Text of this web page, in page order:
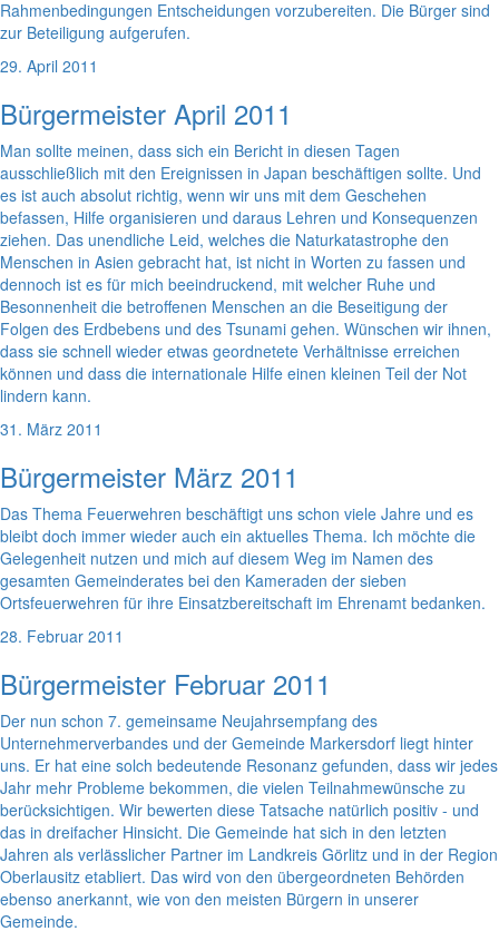
Rahmenbedingungen Entscheidungen vorzubereiten. Die Bürger sind
zur Beteiligung aufgerufen.
29. April 2011
Bürgermeister April 2011
Man sollte meinen, dass sich ein Bericht in diesen Tagen
ausschließlich mit den Ereignissen in Japan beschäftigen sollte. Und
es ist auch absolut richtig, wenn wir uns mit dem Geschehen
befassen, Hilfe organisieren und daraus Lehren und Konsequenzen
ziehen. Das unendliche Leid, welches die Naturkatastrophe den
Menschen in Asien gebracht hat, ist nicht in Worten zu fassen und
dennoch ist es für mich beeindruckend, mit welcher Ruhe und
Besonnenheit die betroffenen Menschen an die Beseitigung der
Folgen des Erdbebens und des Tsunami gehen. Wünschen wir ihnen,
dass sie schnell wieder etwas geordnetete Verhältnisse erreichen
können und dass die internationale Hilfe einen kleinen Teil der Not
lindern kann.
31. März 2011
Bürgermeister März 2011
Das Thema Feuerwehren beschäftigt uns schon viele Jahre und es
bleibt doch immer wieder auch ein aktuelles Thema. Ich möchte die
Gelegenheit nutzen und mich auf diesem Weg im Namen des
gesamten Gemeinderates bei den Kameraden der sieben
Ortsfeuerwehren für ihre Einsatzbereitschaft im Ehrenamt bedanken.
28. Februar 2011
Bürgermeister Februar 2011
Der nun schon 7. gemeinsame Neujahrsempfang des
Unternehmerverbandes und der Gemeinde Markersdorf liegt hinter
uns. Er hat eine solch bedeutende Resonanz gefunden, dass wir jedes
Jahr mehr Probleme bekommen, die vielen Teilnahmewünsche zu
berücksichtigen. Wir bewerten diese Tatsache natürlich positiv - und
das in dreifacher Hinsicht. Die Gemeinde hat sich in den letzten
Jahren als verlässlicher Partner im Landkreis Görlitz und in der Region
Oberlausitz etabliert. Das wird von den übergeordneten Behörden
ebenso anerkannt, wie von den meisten Bürgern in unserer
Gemeinde.